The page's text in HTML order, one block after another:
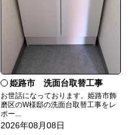
姫路市 洗面台取替工事
お世話になっております。姫路市飾
磨区のW様邸の洗面台取替工事をレ
ポー...
2026年08月08日